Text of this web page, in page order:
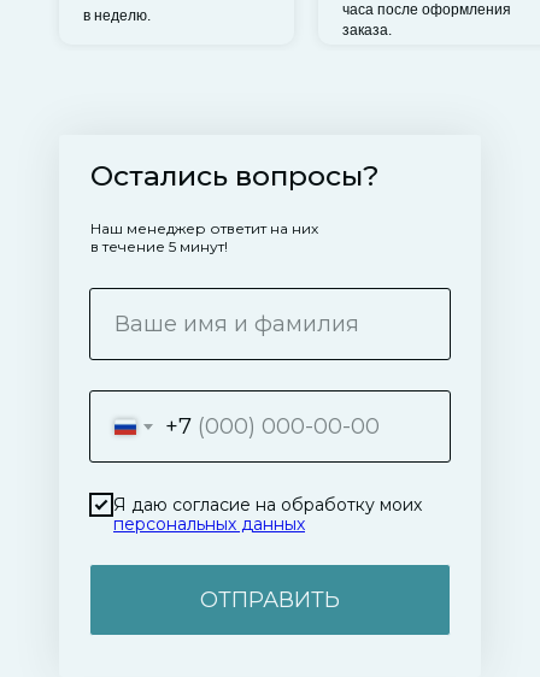
часа после оформления
заказа.
в неделю.
+7
Я даю согласие на обработку моих
персональных данных
ОТПРАВИТЬ
Остались вопросы?
Наш менеджер ответит на них
в течение 5 минут!